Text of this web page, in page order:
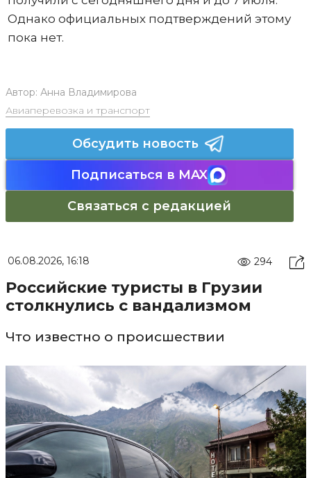
Однако официальных подтверждений этому
пока нет.
Автор: Анна Владимирова
Авиаперевозка и транспорт
Обсудить новость
Подписаться в MAX
Связаться с редакцией
06.08.2026, 16:18 294
Российские туристы в Грузии
столкнулись с вандализмом
Что известно о происшествии